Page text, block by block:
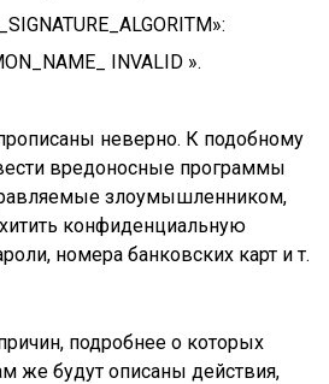
INVALID ».
неверно. К подобному
вредоносные программы
злоумышленником,
конфиденциальную
номера банковских карт и т.
подробнее о которых
же будут описаны действия,